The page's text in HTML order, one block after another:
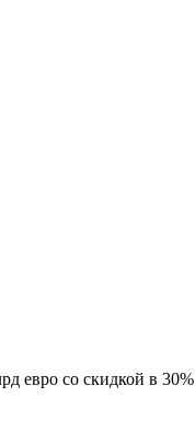
евро со скидкой в 30%